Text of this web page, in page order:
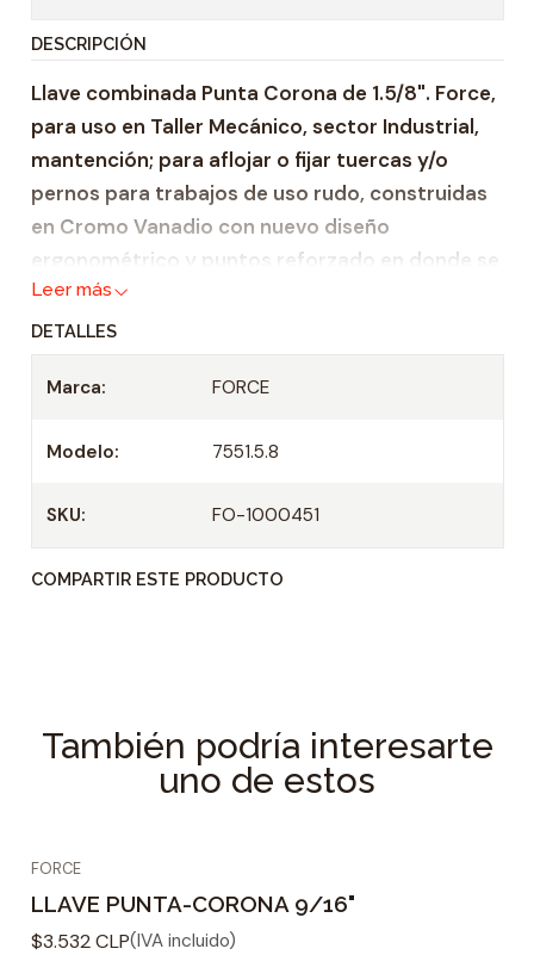
i
d
a
d
DESCRIPCIÓN
Llave combinada Punta Corona de 1.5/8". Force,
para uso en Taller Mecánico, sector Industrial,
mantención; para aflojar o fijar tuercas y/o
pernos para trabajos de uso rudo, construidas
en Cromo Vanadio con nuevo diseño
ergonométrico y puntos reforzado en donde se
ejerce mayor fuerza.
Características:
9/16"
vanadio.
Largo: 460 mm
Procedencia : Taiwán
Especificaciones Técnicas
Tamaño : 1.5/8
Dimensiones del producto : 460 mm.
Material : Cromo Vanadio mate
Leer más
DETALLES
Marca: FORCE
Modelo: 7551.5.8
SKU: FO-1000451
COMPARTIR ESTE PRODUCTO
También podría interesarte
uno de estos
FORCE
LLAVE PUNTA-CORONA 9/16"
$3.532 CLP(IVA incluido)